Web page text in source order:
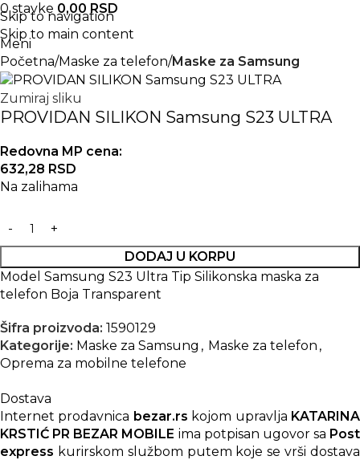
Skip to navigation
Skip to main content
0stavke 0,00 RSD
Meni
Početna Maske za telefon Maske za Samsung
Zumiraj sliku
PROVIDAN SILIKON Samsung S23 ULTRA
Redovna MP cena:
632,28 RSD
Na zalihama
DODAJ U KORPU
Model Samsung S23 Ultra Tip Silikonska maska za
telefon Boja Transparent
Šifra proizvoda: 1590129
Kategorije: Maske za Samsung , Maske za telefon ,
Oprema za mobilne telefone
Dostava
Internet prodavnica bezar.rs kojom upravlja KATARINA
KRSTIĆ PR BEZAR MOBILE ima potpisan ugovor sa Post
express kurirskom službom putem koje se vrši dostava